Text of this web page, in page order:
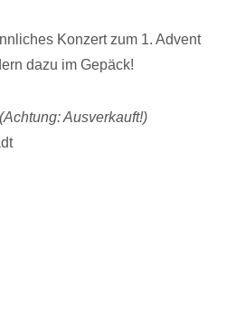
Konzert zum 1. Advent
dazu im Gepäck!
(Achtung: Ausverkauft!)